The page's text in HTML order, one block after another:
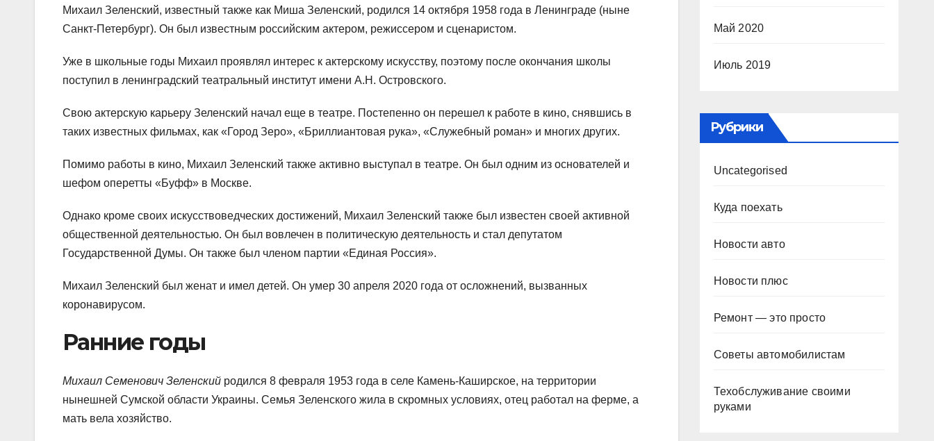
Михаил Зеленский, известный также как Миша Зеленский, родился 14 октября 1958 года в Ленинграде (ныне
Санкт-Петербург). Он был известным российским актером, режиссером и сценаристом.
Уже в школьные годы Михаил проявлял интерес к актерскому искусству, поэтому после окончания школы
поступил в ленинградский театральный институт имени А.Н. Островского.
Свою актерскую карьеру Зеленский начал еще в театре. Постепенно он перешел к работе в кино, снявшись в
таких известных фильмах, как «Город Зеро», «Бриллиантовая рука», «Служебный роман» и многих других.
Помимо работы в кино, Михаил Зеленский также активно выступал в театре. Он был одним из основателей и
шефом оперетты «Буфф» в Москве.
Однако кроме своих искусствоведческих достижений, Михаил Зеленский также был известен своей активной
общественной деятельностью. Он был вовлечен в политическую деятельность и стал депутатом
Государственной Думы. Он также был членом партии «Единая Россия».
Михаил Зеленский был женат и имел детей. Он умер 30 апреля 2020 года от осложнений, вызванных
коронавирусом.
Ранние годы
Михаил Семенович Зеленский родился 8 февраля 1953 года в селе Камень-Каширское, на территории
нынешней Сумской области Украины. Семья Зеленского жила в скромных условиях, отец работал на ферме, а
мать вела хозяйство.
Май 2020
Июль 2019
Рубрики
Uncategorised
Куда поехать
Новости авто
Новости плюс
Ремонт — это просто
Советы автомобилистам
Техобслуживание своими
руками